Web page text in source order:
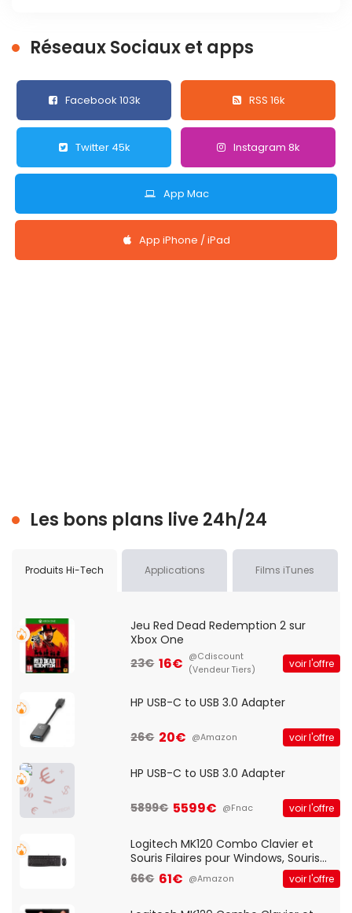
Réseaux Sociaux et apps
Facebook 103k RSS 16k
Twitter 45k Instagram 8k
App Mac
App iPhone / iPad
Les bons plans live 24h/24
Produits Hi-Tech Applications Films iTunes
Jeu Red Dead Redemption 2 sur
Xbox One
23€ 16€ @Cdiscount
(Vendeur Tiers)
voir l'offre
HP USB-C to USB 3.0 Adapter
26€ 20€ @Amazon voir l'offre
HP USB-C to USB 3.0 Adapter
5899€ 5599€ @Fnac voir l'offre
Logitech MK120 Combo Clavier et
Souris Filaires pour Windows, Souris
Optique Filaire, Connexion USB Plug
And Play, Confortable, Taille
66€ 61€ @Amazon voir l'offre